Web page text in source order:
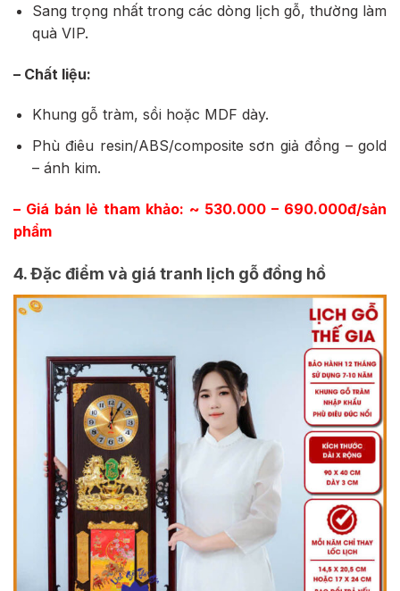
Sang trọng nhất trong các dòng lịch gỗ, thường làm
quà VIP.
– Chất liệu:
Khung gỗ tràm, sồi hoặc MDF dày.
Phù điêu resin/ABS/composite sơn giả đồng – gold
– ánh kim.
– Giá bán lẻ tham khảo: ~ 530.000 – 690.000đ/sản
phẩm
4. Đặc điểm và giá tranh lịch gỗ đồng hồ